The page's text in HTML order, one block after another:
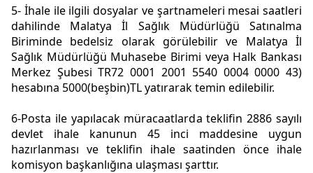
5- İhale ile ilgili dosyalar ve şartnameleri mesai saatleri
dahilinde Malatya İl Sağlık Müdürlüğü Satınalma
Biriminde bedelsiz olarak görülebilir ve Malatya İl
Sağlık Müdürlüğü Muhasebe Birimi veya Halk Bankası
Merkez Şubesi TR72 0001 2001 5540 0004 0000 43)
hesabına 5000(beşbin)TL yatırarak temin edilebilir.
6-Posta ile yapılacak müracaatlarda teklifin 2886 sayılı
devlet ihale kanunun 45 inci maddesine uygun
hazırlanması ve teklifin ihale saatinden önce ihale
komisyon başkanlığına ulaşması şarttır.